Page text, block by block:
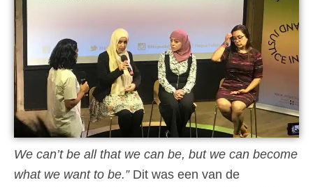
We can’t be all that we can be, but we can become
what we want to be.” Dit was een van de